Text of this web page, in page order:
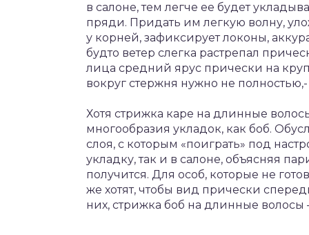
в салоне, тем легче ее будет
пряди. Придать им легкую волну,
у корней, зафиксирует локоны,
будто ветер слегка растрепал
лица средний ярус прически на
вокруг стержня нужно не
Хотя стрижка каре на длинные
многообразия укладок, как боб.
слоя, с которым «поиграть» под
укладку, так и в салоне, объясняя
получится. Для особ, которые не
же хотят, чтобы вид прически
них, стрижка боб на длинные волосы